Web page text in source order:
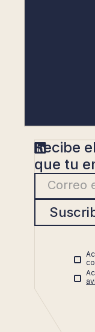
Recibe
que tu